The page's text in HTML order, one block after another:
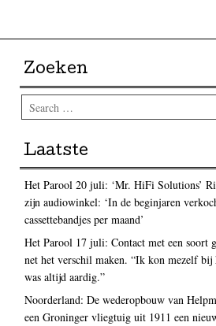
Zoeken
Search
Laatste
Het Parool 20 juli: ‘Mr. HiFi Solutions’
zijn audiowinkel: ‘In de beginjaren
cassettebandjes per maand’
Het Parool 17 juli: Contact met een soort
net het verschil maken. “Ik kon mezelf bij
was altijd aardig.”
Noorderland: De wederopbouw van
een Groninger vliegtuig uit 1911 een